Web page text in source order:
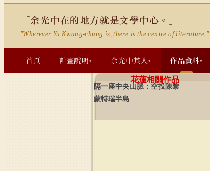
「余光中在的地方就是文學中心。」
"Wherever Yu Kwang-chung is, there is the centre of literature."
首頁 計畫說明▾ 余光中其人▾ 作品資料▾
花蓮相關作品
隔一座中央山脈：空投陳黎
蒙特瑞半島